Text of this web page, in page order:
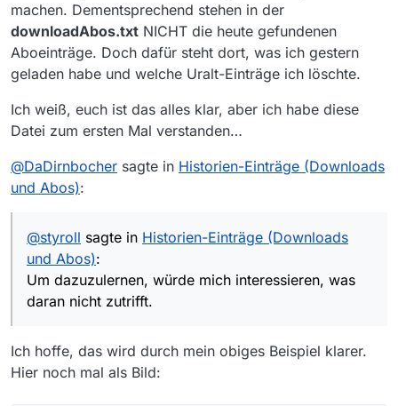
machen. Dementsprechend stehen in der
downloadAbos.txt NICHT die heute gefundenen
Aboeinträge. Doch dafür steht dort, was ich gestern
geladen habe und welche Uralt-Einträge ich löschte.
Ich weiß, euch ist das alles klar, aber ich habe diese
Datei zum ersten Mal verstanden…
@DaDirnbocher sagte in Historien-Einträge (Downloads
und Abos):
@styroll sagte in Historien-Einträge (Downloads
und Abos):
Um dazuzulernen, würde mich interessieren, was
daran nicht zutrifft.
Ich hoffe, das wird durch mein obiges Beispiel klarer.
Hier noch mal als Bild: